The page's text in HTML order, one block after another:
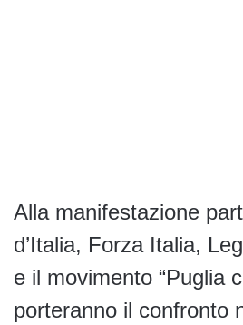
Alla manifestazione
d’Italia, Forza Italia,
e il movimento “Puglia
porteranno il confronto